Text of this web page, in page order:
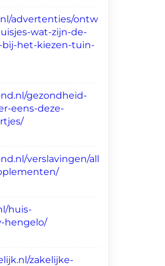
advertenties/ontw
wat-zijn-de-
bij-het-kiezen-tuin-
gezondheid-
eens-deze-
verslavingen/all
huis-
hengelo/
zakelijke-